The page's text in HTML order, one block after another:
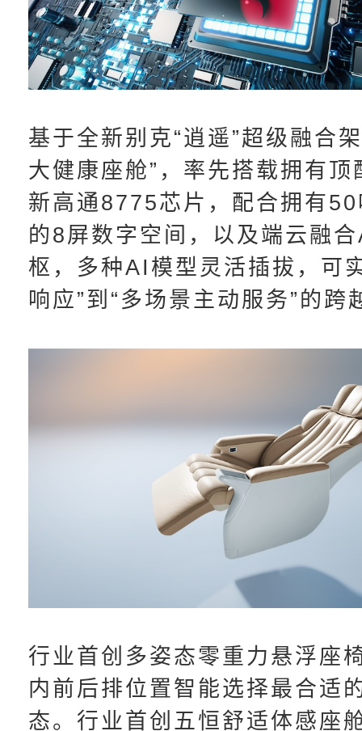
基于全新别克“逍遥”超级融合
大健康座舱”，率先搭载拥有顶
新高通8775芯片，配合拥有
的8屏数字空间，以及端云融
枢，多种AI模型灵活插拔，可
响应”到“多场景主动服务”的跨
行业首创多姿态零重力悬浮座
内前后排位置智能选择最合适
态。行业首创五恒舒适体感座